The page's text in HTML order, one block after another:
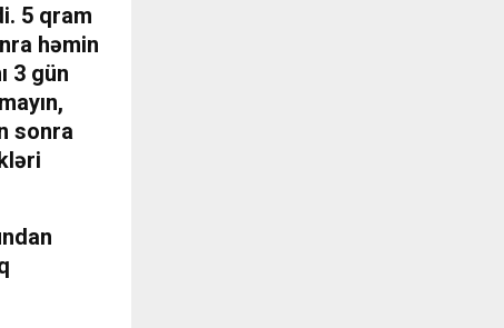
5 qram
həmin
3 gün
sonra